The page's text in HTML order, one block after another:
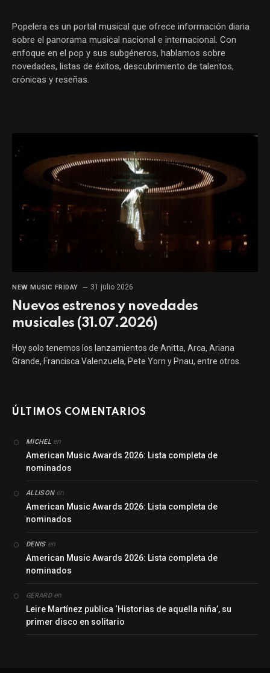
Popelera es un portal musical que ofrece información diaria
sobre el panorama musical nacional e internacional. Con
enfoque en el pop y sus subgéneros, hablamos sobre
novedades, listas de éxitos, descubrimiento de talentos,
crónicas y reseñas.
NEW MUSIC FRIDAY 31 julio 2026
Nuevos estrenos y novedades
musicales (31.07.2026)
Hoy solo tenemos los lanzamientos de Anitta, Arca, Ariana
Grande, Francisca Valenzuela, Pete Yorn y Pnau, entre otros.
ÚLTIMOS COMENTARIOS
MICHEL en
American Music Awards 2026: Lista completa de
nominados
ALLISONen
American Music Awards 2026: Lista completa de
nominados
DENISen
American Music Awards 2026: Lista completa de
nominados
GERARDen
Leire Martínez publica ‘Historias de aquella niña’, su
primer disco en solitario